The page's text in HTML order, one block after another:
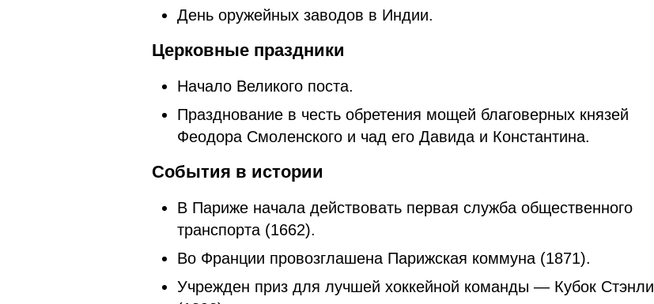
День оружейных заводов в Индии.
Церковные праздники
Начало Великого поста.
Празднование в честь обретения мощей благоверных князей
Феодора Смоленского и чад его Давида и Константина.
События в истории
В Париже начала действовать первая служба общественного
транспорта (1662).
Во Франции провозглашена Парижская коммуна (1871).
Учрежден приз для лучшей хоккейной команды — Кубок Стэнли